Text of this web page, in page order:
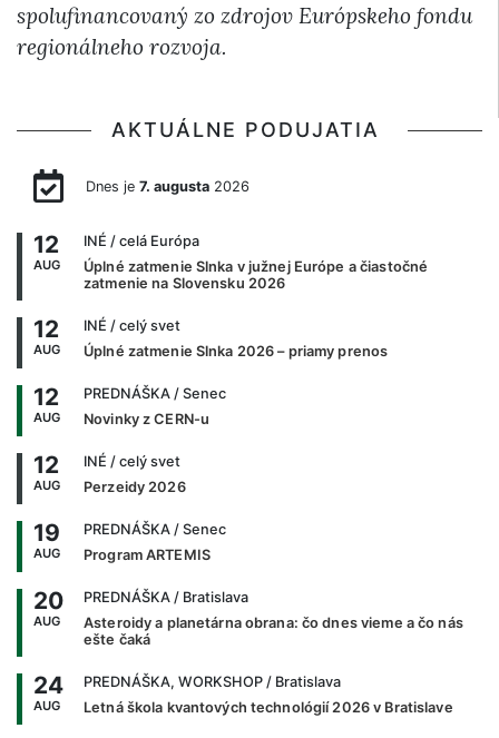
spolufinancovaný zo zdrojov Európskeho fondu
regionálneho rozvoja.
AKTUÁLNE PODUJATIA
Dnes je 7. augusta2026
12
AUG
INÉ / celá Európa
Úplné zatmenie Slnka v južnej Európe a čiastočné
zatmenie na Slovensku 2026
12
AUG
INÉ / celý svet
Úplné zatmenie Slnka 2026 – priamy prenos
12
AUG
PREDNÁŠKA / Senec
Novinky z CERN-u
12
AUG
INÉ / celý svet
Perzeidy 2026
19
AUG
PREDNÁŠKA / Senec
Program ARTEMIS
20
AUG
PREDNÁŠKA / Bratislava
Asteroidy a planetárna obrana: čo dnes vieme a čo nás
ešte čaká
24
AUG
PREDNÁŠKA, WORKSHOP / Bratislava
Letná škola kvantových technológií 2026 v Bratislave